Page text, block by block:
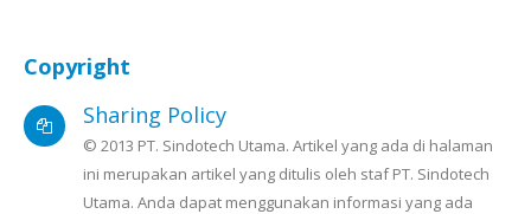
Copyright
Sharing Policy
© 2013 PT. Sindotech Utama. Artikel yang ada di halaman
ini merupakan artikel yang ditulis oleh staf PT. Sindotech
Utama. Anda dapat menggunakan informasi yang ada